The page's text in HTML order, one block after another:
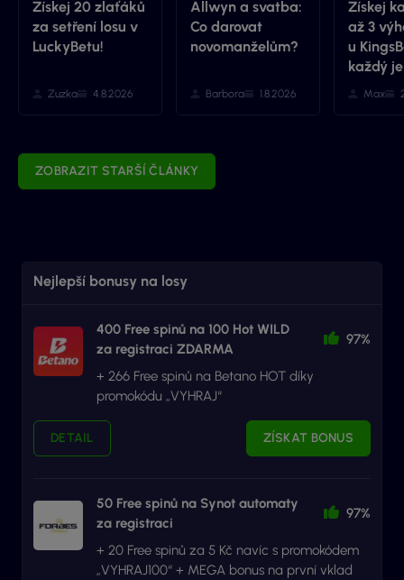
Získej 20 zlaťáků
za setření losu v
LuckyBetu!
Zuzka 4.8.2026
Allwyn a svatba:
Co darovat
novomanželům?
Barbora 1.8.2026
Získej
až 3
u
každý
Max
ZOBRAZIT STARŠÍ ČLÁNKY
Nejlepší bonusy na losy
400 Free spinů na 100 Hot WILD
za registraci ZDARMA
97%
+ 266 Free spinů na Betano HOT díky
promokódu „VYHRAJ“
DETAIL ZÍSKAT BONUS
50 Free spinů na Synot automaty
za registraci
97%
+ 20 Free spinů za 5 Kč navíc s promokódem
„VYHRAJ100“ + MEGA bonus na první vklad